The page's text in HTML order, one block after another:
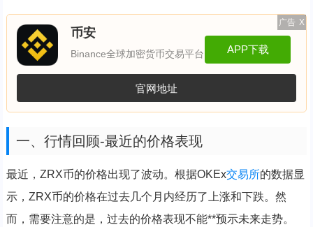
广告 X
币安
Binance全球加密货币交易平台 APP下载
官网地址
一、行情回顾-最近的价格表现
最近，ZRX币的价格出现了波动。根据OKEx交易所的数据显
示，ZRX币的价格在过去几个月内经历了上涨和下跌。然
而，需要注意的是，过去的价格表现不能**预示未来走势。